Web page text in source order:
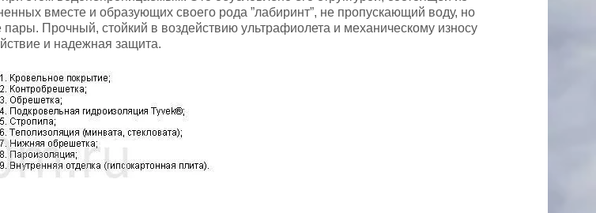
вместе и образующих своего рода ”лабиринт”, не пропускающий воду, но
Прочный, стойкий в воздействию ультрафиолета и механическому износу
и надежная защита.